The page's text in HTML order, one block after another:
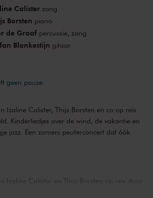
Calisterzang
Borsten piano
de Graafpercussie, zang
Blankestijn gitaar
geen pauze
Izaline Calister, Thijs Borsten en co op reis
Kinderliedjes over de wind, de vakantie en
jazz. Een zomers peuterconcert dat óók
Izaline Calister en Thijs Borsten op reis door
Met Stefan Blankestijn op gitaar brengen ze